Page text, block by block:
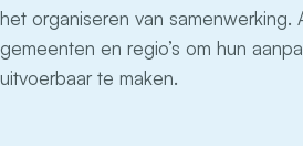
het organiseren van
gemeenten en regio’s om hun
uitvoerbaar te maken.